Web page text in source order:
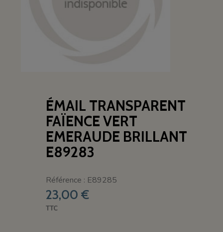
ÉMAIL TRANSPARENT
FAÏENCE VERT
EMERAUDE BRILLANT
E89283
Référence : E89285
23,00 €
TTC